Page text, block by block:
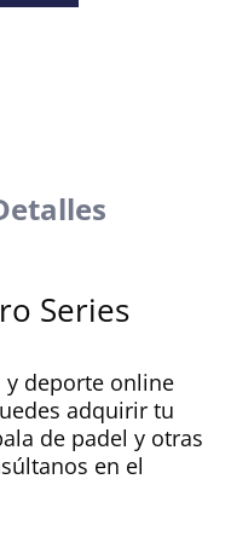
Series
y deporte online
adquirir tu
de padel y otras
en el